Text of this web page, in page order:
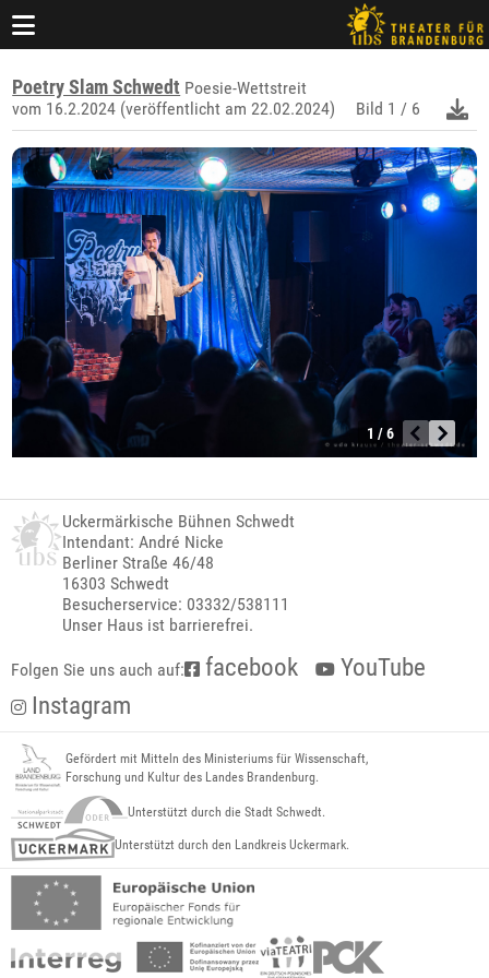
Poetry Slam Schwedt Poesie-Wettstreit
vom 16.2.2024 (veröffentlicht am 22.02.2024)
Bild 1 / 6
1 / 6
Uckermärkische Bühnen Schwedt
Intendant: André Nicke
Berliner Straße 46/48
16303 Schwedt
Besucherservice: 03332/538111
Unser Haus ist barrierefrei.
Folgen Sie uns auch auf: facebook
YouTube
Instagram
Gefördert mit Mitteln des Ministeriums für Wissenschaft,
Forschung und Kultur des Landes Brandenburg.
Unterstützt durch die Stadt Schwedt.
Unterstützt durch den Landkreis Uckermark.